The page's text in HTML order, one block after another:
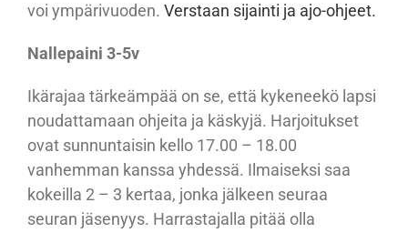
voi ympärivuoden. Verstaan sijainti ja ajo-ohjeet.
Nallepaini 3-5v
Ikärajaa tärkeämpää on se, että kykeneekö lapsi
noudattamaan ohjeita ja käskyjä. Harjoitukset
ovat sunnuntaisin kello 17.00 – 18.00
vanhemman kanssa yhdessä. Ilmaiseksi saa
kokeilla 2 – 3 kertaa, jonka jälkeen seuraa
seuran jäsenyys. Harrastajalla pitää olla